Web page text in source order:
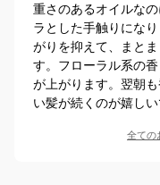
重さのあるオイルな
ラとした手触りにな
がりを抑えて、まと
す。フローラル系の
が上がります。翌朝
い髪が続くのが嬉しい
全ての